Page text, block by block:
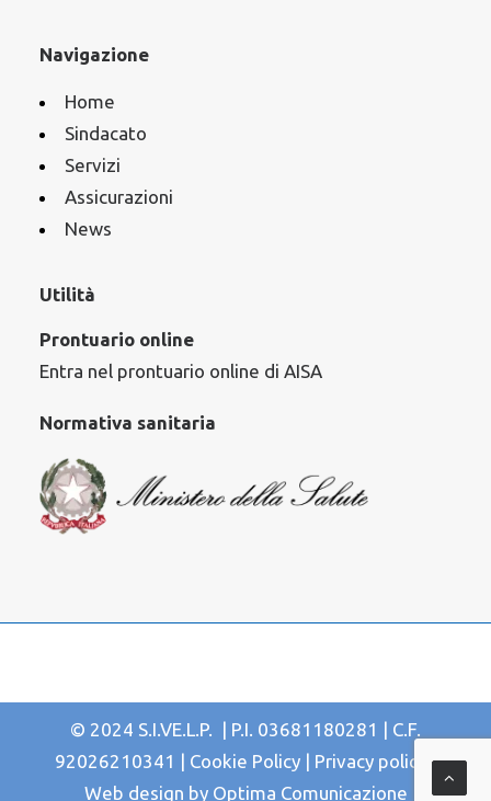
Navigazione
Home
Sindacato
Servizi
Assicurazioni
News
Utilità
Prontuario online
Entra nel prontuario online di AISA
Normativa sanitaria
© 2024 S.I.VE.L.P. | P.I. 03681180281 | C.F.
92026210341 | Cookie Policy | Privacy policy
|
Web design by Optima Comunicazione